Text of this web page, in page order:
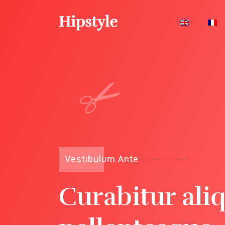
Vestibulum Ante
Curabitur